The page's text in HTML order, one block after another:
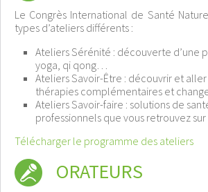
Le Congrès International de Santé
types d’ateliers différents :
Ateliers Sérénité : découverte d’une
yoga, qi qong…
Ateliers Savoir-Être : découvrir et
thérapies complémentaires et
Ateliers Savoir-faire : solutions de
professionnels que vous retrouvez sur
Télécharger le programme des ateliers
ORATEURS